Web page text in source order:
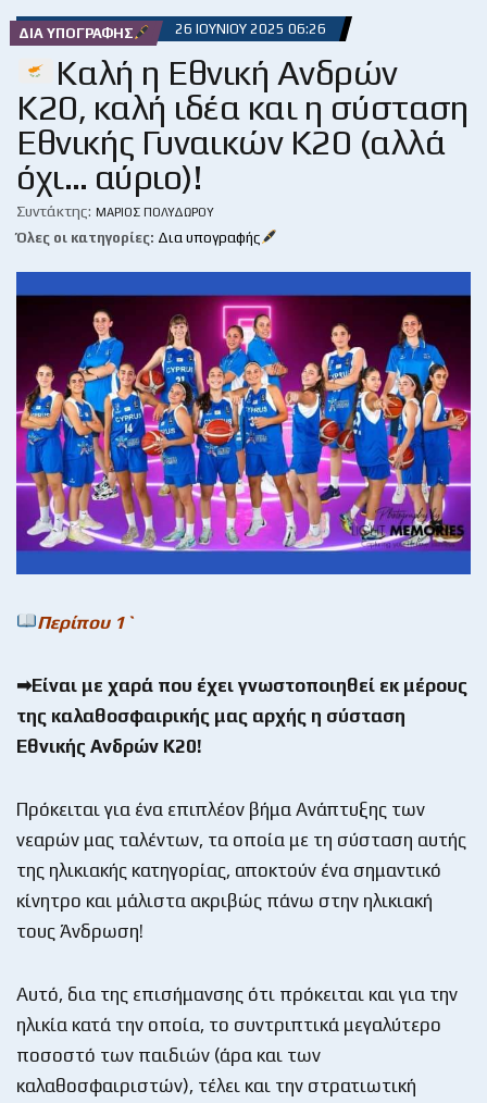
ΔΙΑ ΥΠΟΓΡΑΦΉΣ 26 ΙΟΥΝΊΟΥ 2025 06:26
Καλή η Εθνική Ανδρών
Κ20, καλή ιδέα και η σύσταση
Εθνικής Γυναικών Κ20 (αλλά
όχι… αύριο)!
Συντάκτης: ΜΆΡΙΟΣ ΠΟΛΥΔΏΡΟΥ
Όλες οι κατηγορίες: Δια υπογραφής
Περίπου 1`
➡Είναι με χαρά που έχει γνωστοποιηθεί εκ μέρους
της καλαθοσφαιρικής μας αρχής η σύσταση
Εθνικής Ανδρών Κ20!
Πρόκειται για ένα επιπλέον βήμα Ανάπτυξης των
νεαρών μας ταλέντων, τα οποία με τη σύσταση αυτής
της ηλικιακής κατηγορίας, αποκτούν ένα σημαντικό
κίνητρο και μάλιστα ακριβώς πάνω στην ηλικιακή
τους Άνδρωση!
Αυτό, δια της επισήμανσης ότι πρόκειται και για την
ηλικία κατά την οποία, το συντριπτικά μεγαλύτερο
ποσοστό των παιδιών (άρα και των
καλαθοσφαιριστών), τέλει και την στρατιωτική